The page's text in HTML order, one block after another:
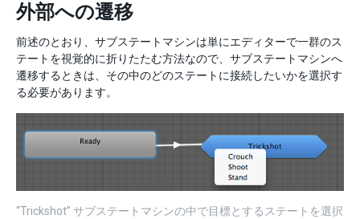
外部への遷移
前述のとおり、サブステートマシンは単にエディターで一群のス
テートを視覚的に折りたたむ方法なので、サブステートマシンへ
遷移するときは、その中のどのステートに接続したいかを選択す
る必要があります。
“Trickshot” サブステートマシンの中で目標とするステートを選択